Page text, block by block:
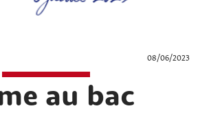
08/06/2023
au bac